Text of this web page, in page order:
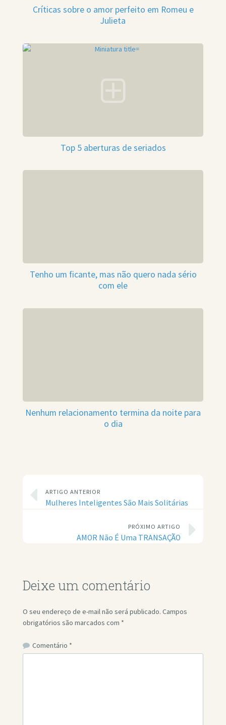
Críticas sobre o amor perfeito em Romeu e
Julieta
Top 5 aberturas de seriados
Tenho um ficante, mas não quero nada sério
com ele
Nenhum relacionamento termina da noite para
o dia
ARTIGO ANTERIOR
Mulheres Inteligentes São Mais Solitárias
PRÓXIMO ARTIGO
AMOR Não É Uma TRANSAÇÃO
Deixe um comentário
O seu endereço de e-mail não será publicado. Campos
obrigatórios são marcados com *
Comentário *